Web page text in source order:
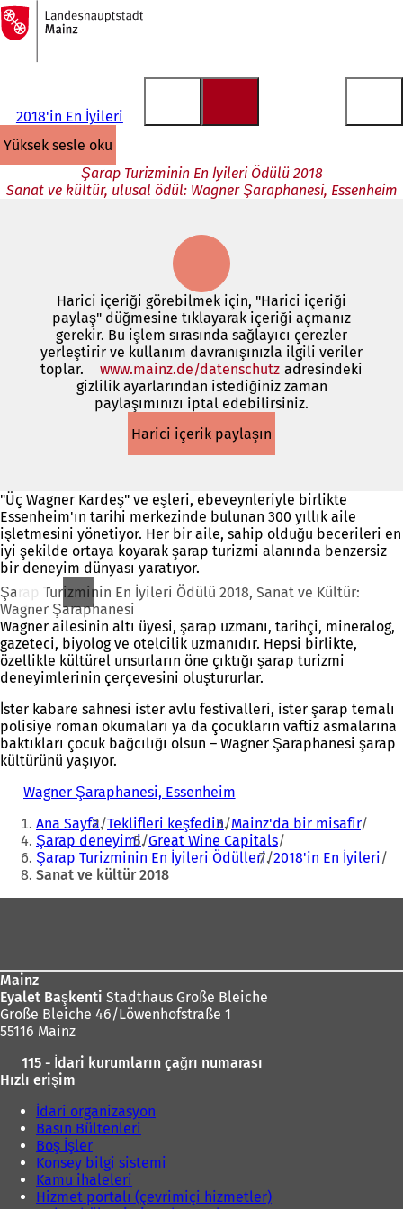
İçeriğe atla
Ana
sayfaya
2018'in En İyileri
yüksek sesle oku
Şarap Turizminin En İyileri Ödülü 2018
Sanat ve kültür, ulusal ödül: Wagner Şaraphanesi, Essenheim
Harici içeriği görebilmek için, "Harici içeriği
paylaş" düğmesine tıklayarak içeriği açmanız
gerekir. Bu işlem sırasında sağlayıcı çerezler
yerleştirir ve kullanım davranışınızla ilgili veriler
toplar.
www.mainz.de/datenschutz(Yeni
bir
sekmede
adresindeki
gizlilik ayarlarından istediğiniz zaman
paylaşımınızı iptal edebilirsiniz.
Harici içerik paylaşın
"Üç Wagner Kardeş" ve eşleri, ebeveynleriyle birlikte
Essenheim'ın tarihi merkezinde bulunan 300 yıllık aile
işletmesini yönetiyor. Her bir aile, sahip olduğu becerileri en
iyi şekilde ortaya koyarak şarap turizmi alanında benzersiz
bir deneyim dünyası yaratıyor.
Şarap Turizminin En İyileri Ödülü 2018, Sanat ve Kültür:
Wagner Şaraphanesi
Wagner ailesinin altı üyesi, şarap uzmanı, tarihçi, mineralog,
gazeteci, biyolog ve otelcilik uzmanıdır. Hepsi birlikte,
özellikle kültürel unsurların öne çıktığı şarap turizmi
deneyimlerinin çerçevesini oluştururlar.
İster kabare sahnesi ister avlu festivalleri, ister şarap temalı
polisiye roman okumaları ya da çocukların vaftiz asmalarına
baktıkları çocuk bağcılığı olsun – Wagner Şaraphanesi şarap
kültürünü yaşıyor.
Wagner Şaraphanesi, Essenheim
e
n
i
i
e
ç
Buradasınız:
Ana Sayfa Teklifleri keşfedin Mainz'da bir misafir
Şarap deneyimi Great Wine Capitals
Şarap Turizminin En İyileri Ödülleri 2018'in En İyileri
Sanat ve kültür 2018
Mainz
Eyalet Başkenti Stadthaus Große Bleiche
Große Bleiche 46/Löwenhofstraße 1
55116 Mainz
115 - İdari kurumların çağrı numarası
Hızlı erişim
İdari organizasyon
Basın Bültenleri
Boş İşler
Konsey bilgi sistemi
Kamu ihaleleri
Hizmet portalı (çevrimiçi hizmetler)